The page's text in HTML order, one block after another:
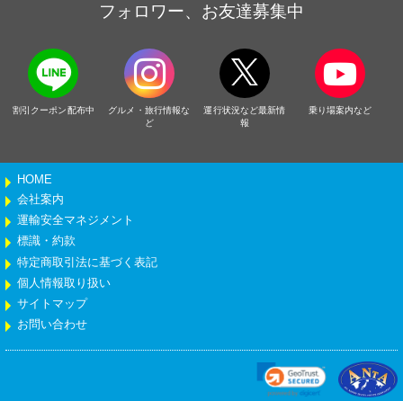
フォロワー、お友達募集中
割引クーポン配布中
グルメ・旅行情報な
ど
運行状況など最新情
報
乗り場案内など
HOME
会社案内
運輸安全マネジメント
標識・約款
特定商取引法に基づく表記
個人情報取り扱い
サイトマップ
お問い合わせ